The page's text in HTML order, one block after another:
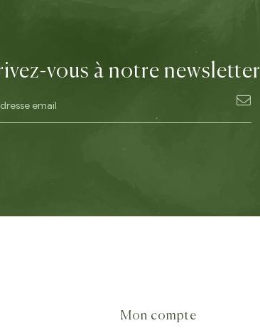
vous à notre newsletter
Mon compte